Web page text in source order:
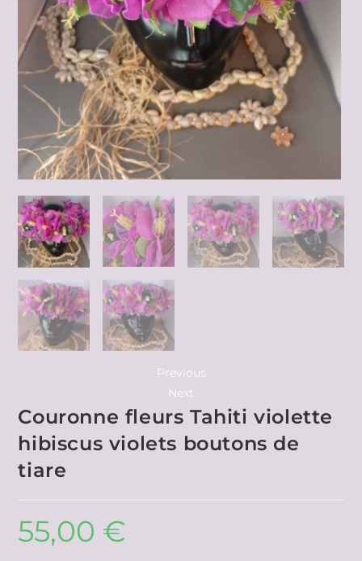
Previous
Next
Couronne fleurs Tahiti violette
hibiscus violets boutons de
tiare
55,00 €